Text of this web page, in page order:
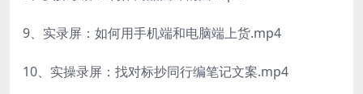
9、实录屏：如何用手机端和电脑端上货.mp4
10、实操录屏：找对标抄同行编笔记文案.mp4